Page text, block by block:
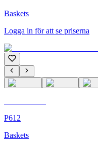
Baskets
Logga in för att se priserna
P612
Baskets